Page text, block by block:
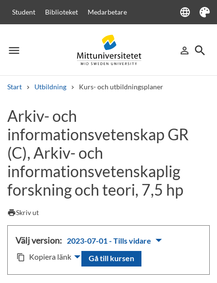
Student Biblioteket Medarbetare language
Language
Tema
menu
Meny person_outline
Logga in
search
Sök
Start Utbildning Kurs- och utbildningsplaner
Andra söktjänster
Kurser och programKursplanerVälkomstbrev Personal
Lediga jobb
Arkiv- och
informationsvetenskap GR
(C), Arkiv- och
informationsvetenskaplig
forskning och teori, 7,5 hp
printSkriv ut
Välj version: 2023-07-01 - Tills vidare
content_copy Kopiera länk Gå till kursen